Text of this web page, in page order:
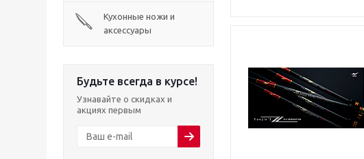
Кухонные ножи и
аксессуары
Будьте всегда в курсе!
Узнавайте о скидках и
акциях первым